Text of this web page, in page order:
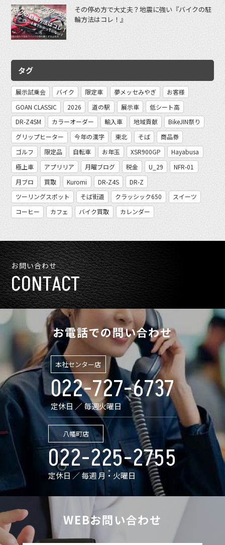
その停め方で大丈夫？地震に強い『バイクの駐
輪方法はコレ！』
タグ
展示試乗会 バイク 限定車 夢メッセみやぎ
お客様
GOAN CLASSIC
2026 道の駅 展示車
低シート高
DR-Z4SM
カラーオーダー 輸入車 地域貢献
BikeJIN祭り
グリップヒーター
今年の漢字 東北 そば
商品券
ゴルフ
限定品 自転車 お年玉 XSR900GP
Hayabusa
極上車
アプリリア 月曜ブログ 税金 U_29
NFR-01
月ブロ
買取 Kuromi DR-Z4S
DR-Z
ツーリングスポット
そば街道 クラッシック650
スイーツ
コーヒー
カフェ バイク買取 カレンダー
お問い合わせ
CONTACT
お電話での問い合わせ
本社センター店
022-727-6737
定休日 ／ 毎週火曜日
八幡町店
022-225-2755
定休日 ／ 毎週 月・火曜日
WEBお問い合わせ